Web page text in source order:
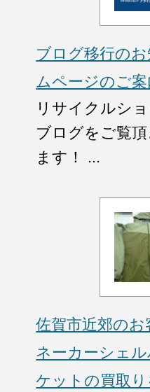
ブログ移行の
ムページのご案
リサイクルシ
ブログをご覧
ます！ ...
佐賀市近郊の
ネーカーシェ
ケットの買取